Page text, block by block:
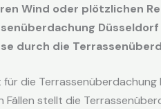
Wind oder plötzlichen
durch die
für die
Fällen stellt die